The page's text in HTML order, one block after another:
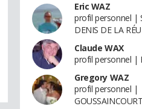
Eric WAZ
profil personnel |
DENIS DE LA
Claude WAX
profil personnel |
Gregory WAZ
profil personnel |
GOUSSAINCOURT